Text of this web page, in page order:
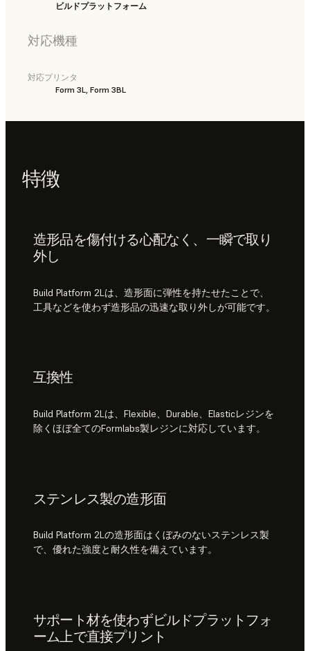
ビルドプラットフォーム
対応機種
対応プリンタ
Form 3L, Form 3BL
特徴
造形品を傷付ける心配なく、一瞬で取り
外し
Build Platform 2Lは、造形面に弾性を持たせたことで、
工具などを使わず造形品の迅速な取り外しが可能です。
互換性
Build Platform 2Lは、Flexible、Durable、Elasticレジンを
除くほぼ全てのFormlabs製レジンに対応しています。
ステンレス製の造形面
Build Platform 2Lの造形面はくぼみのないステンレス製
で、優れた強度と耐久性を備えています。
サポート材を使わずビルドプラットフォ
ーム上で直接プリント